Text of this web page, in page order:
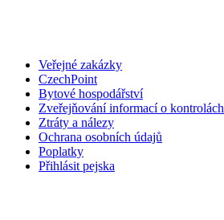
Veřejné zakázky
CzechPoint
Bytové hospodářství
Zveřejňování informací o kontrolách
Ztráty a nálezy
Ochrana osobních údajů
Poplatky
Přihlásit pejska